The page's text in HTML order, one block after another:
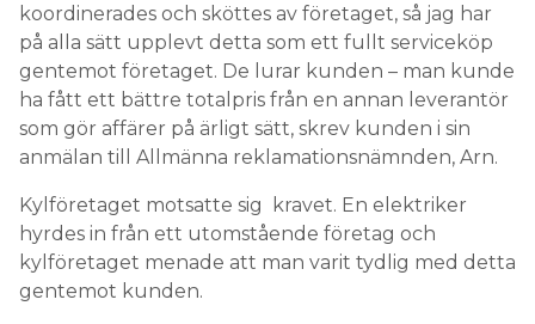
koordinerades och sköttes av företaget, så jag har
på alla sätt upplevt detta som ett fullt serviceköp
gentemot företaget. De lurar kunden – man kunde
ha fått ett bättre totalpris från en annan leverantör
som gör affärer på ärligt sätt, skrev kunden i sin
anmälan till Allmänna reklamationsnämnden, Arn.
Kylföretaget motsatte sig kravet. En elektriker
hyrdes in från ett utomstående företag och
kylföretaget menade att man varit tydlig med detta
gentemot kunden.